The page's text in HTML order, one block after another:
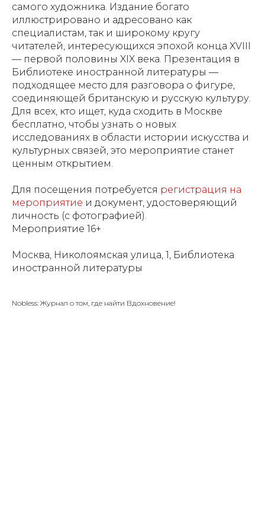
самого художника. Издание богато
иллюстрировано и адресовано как
специалистам, так и широкому кругу
читателей, интересующихся эпохой конца XVIII
— первой половины XIX века. Презентация в
Библиотеке иностранной литературы —
подходящее место для разговора о фигуре,
соединяющей британскую и русскую культуру.
Для всех, кто ищет, куда сходить в Москве
бесплатно, чтобы узнать о новых
исследованиях в области истории искусства и
культурных связей, это мероприятие станет
ценным открытием.
Для посещения потребуется регистрация на
мероприятие и документ, удостоверяющий
личность (с фотографией).
Мероприятие 16+
Москва, Николоямская улица, 1, Библиотека
иностранной литературы
Nobless: Журнал о том, где найти Вдохновение!